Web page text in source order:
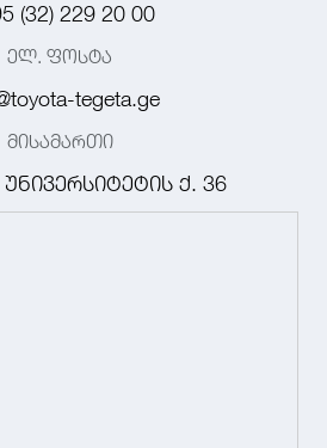
(32) 229 20 00
ელ. ფოსტა
tegeta.ge
მისამართი
ქ. 36